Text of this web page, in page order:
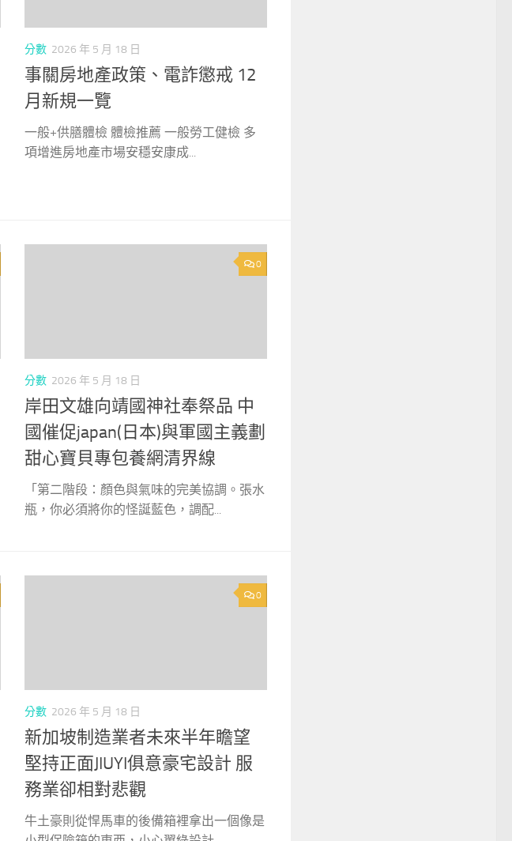
分數 2026 年 5 月 18 日
事關房地產政策、電詐懲戒 12
月新規一覽
一般+供膳體檢 體檢推薦 一般勞工健檢 多
項增進房地產市場安穩安康成...
0
分數 2026 年 5 月 18 日
岸田文雄向靖國神社奉祭品 中
國催促japan(日本)與軍國主義劃
甜心寶貝專包養網清界線
「第二階段：顏色與氣味的完美協調。張水
瓶，你必須將你的怪誕藍色，調配...
0
分數 2026 年 5 月 18 日
新加坡制造業者未來半年瞻望
堅持正面JIUYI俱意豪宅設計 服
務業卻相對悲觀
牛土豪則從悍馬車的後備箱裡拿出一個像是